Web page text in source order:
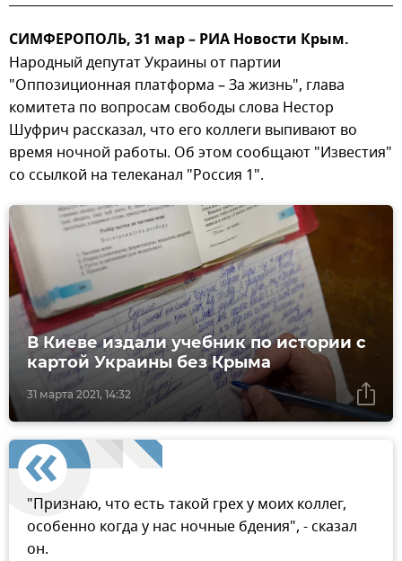
СИМФЕРОПОЛЬ, 31 мар – РИА Новости Крым.
Народный депутат Украины от партии
"Оппозиционная платформа – За жизнь", глава
комитета по вопросам свободы слова Нестор
Шуфрич рассказал, что его коллеги выпивают во
время ночной работы. Об этом сообщают "Известия"
со ссылкой на телеканал "Россия 1".
31 марта 2021, 14:32
В Киеве издали учебник по истории с
картой Украины без Крыма
"Признаю, что есть такой грех у моих коллег,
особенно когда у нас ночные бдения", - сказал
он.